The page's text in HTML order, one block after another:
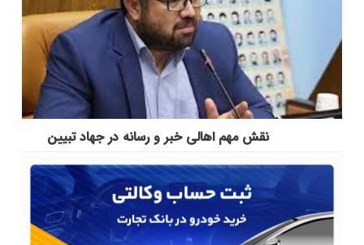
نقش مهم اهالی خبر و رسانه در جهاد تبیین